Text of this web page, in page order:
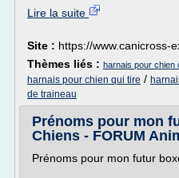
Lire la suite
Site : https://www.canicross-
Thèmes liés : harnais pour chien
harnais pour chien qui tire /
de traineau
Prénoms pour mon
Chiens - FORUM
Prénoms pour mon futur